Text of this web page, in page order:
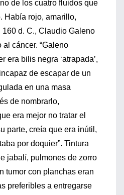
de los cuatro fluidos que
Había rojo, amarillo,
160 d. C., Claudio Galeno
cáncer. “Galeno
era bilis negra ‘atrapada’,
de escapar de un
en una masa
de nombrarlo,
era mejor no tratar el
parte, creía que era inútil,
por doquier”. Tintura
jabalí, pulmones de zorro
tumor con planchas eran
preferibles a entregarse